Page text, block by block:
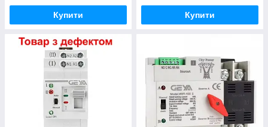
Купити Купити